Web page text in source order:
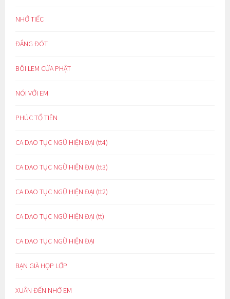
NHỚ TIẾC
ĐẮNG ĐÓT
BÔI LEM CỬA PHẬT
NÓI VỚI EM
PHÚC TỔ TIÊN
CA DAO TỤC NGỮ HIỆN ĐẠI (tt4)
CA DAO TỤC NGỮ HIỆN ĐẠI (tt3)
CA DAO TỤC NGỮ HIỆN ĐẠI (tt2)
CA DAO TỤC NGỮ HIỆN ĐẠI (tt)
CA DAO TỤC NGỮ HIỆN ĐẠI
BẠN GIÀ HỌP LỚP
XUÂN ĐẾN NHỚ EM